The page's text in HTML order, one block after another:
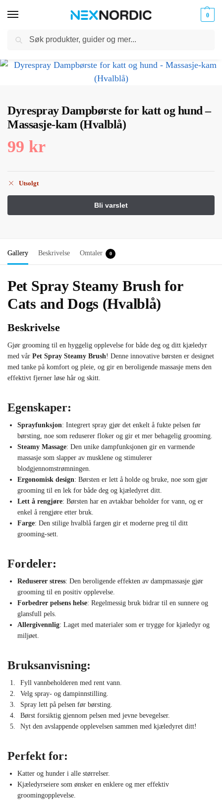
0
til
Kabler
Dyrespray Dampbørste for katt og hund –
Massasje-kam (Hvalblå)
99 kr
Utsolgt
Gallery Beskrivelse Omtaler 0
Pet Spray Steamy Brush for
Cats and Dogs (Hvalblå)
Beskrivelse
Gjør grooming til en hyggelig opplevelse for både deg og ditt kjæledyr
med vår Pet Spray Steamy Brush! Denne innovative børsten er designet
med tanke på komfort og pleie, og gir en beroligende massasje mens den
effektivt fjerner løse hår og skitt.
Egenskaper:
Sprayfunksjon: Integrert spray gjør det enkelt å fukte pelsen før
børsting, noe som reduserer floker og gir et mer behagelig grooming.
Steamy Massage: Den unike dampfunksjonen gir en varmende
massasje som slapper av musklene og stimulerer
blodgjennomstrømningen.
Ergonomisk design: Børsten er lett å holde og bruke, noe som gjør
grooming til en lek for både deg og kjæledyret ditt.
Lett å rengjøre: Børsten har en avtakbar beholder for vann, og er
enkel å rengjøre etter bruk.
Farge: Den stilige hvalblå fargen gir et moderne preg til ditt
grooming-sett.
Fordeler:
Reduserer stress: Den beroligende effekten av dampmassasje gjør
grooming til en positiv opplevelse.
Forbedrer pelsens helse: Regelmessig bruk bidrar til en sunnere og
glansfull pels.
Allergivennlig: Laget med materialer som er trygge for kjæledyr og
miljøet.
Bruksanvisning:
Fyll vannbeholderen med rent vann.
Velg spray- og dampinnstilling.
Spray lett på pelsen før børsting.
Børst forsiktig gjennom pelsen med jevne bevegelser.
Nyt den avslappende opplevelsen sammen med kjæledyret ditt!
Perfekt for:
Katter og hunder i alle størrelser.
Kjæledyrseiere som ønsker en enklere og mer effektiv
groomingopplevelse.